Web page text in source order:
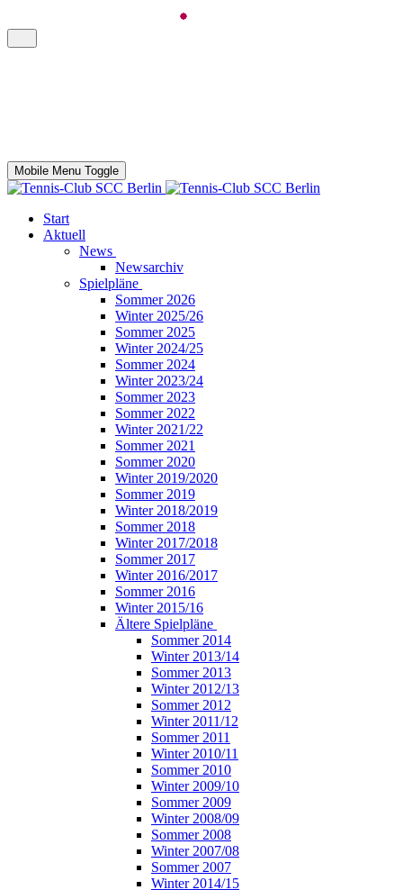
Mobile Menu Toggle
Start
Aktuell
News
Newsarchiv
Spielpläne
Sommer 2026
Winter 2025/26
Sommer 2025
Winter 2024/25
Sommer 2024
Winter 2023/24
Sommer 2023
Sommer 2022
Winter 2021/22
Sommer 2021
Sommer 2020
Winter 2019/2020
Sommer 2019
Winter 2018/2019
Sommer 2018
Winter 2017/2018
Sommer 2017
Winter 2016/2017
Sommer 2016
Winter 2015/16
Ältere Spielpläne
Sommer 2014
Winter 2013/14
Sommer 2013
Winter 2012/13
Sommer 2012
Winter 2011/12
Sommer 2011
Winter 2010/11
Sommer 2010
Winter 2009/10
Sommer 2009
Winter 2008/09
Sommer 2008
Winter 2007/08
Sommer 2007
Winter 2014/15